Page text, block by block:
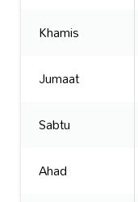
Khamis
Jumaat
Sabtu
Ahad